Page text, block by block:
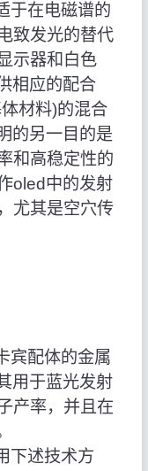
于在电磁谱的
致发光的替代
示器和白色
相应的配合
材料)的混合
的另一目的是
和高稳定性的
oled中的发射
尤其是空穴传
宾配体的金属
用于蓝光发射
产率，并且在
下述技术方